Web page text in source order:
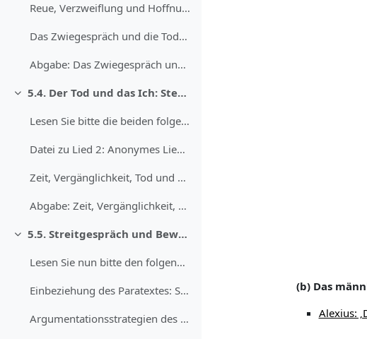
Reue, Verzweiflung und Hoffnung Zum genaueren Vers...
Das Zwiegespräch und die Todesdarstellung in der „...
Abgabe: Das Zwiegespräch und die Todesdarstellung in der „Vorauer Novelle“
Einklappen
5.4. Der Tod und das Ich: Sterbelieder
Lesen Sie bitte die beiden folgenden Lieder: Oswal...
Datei zu Lied 2: Anonymes Lied in einem Ton Regenbogens
Zeit, Vergänglichkeit, Tod und Sterben Wie themati...
Abgabe: Zeit, Vergänglichkeit, Tod und Sterben
Einklappen
5.5. Streitgespräch und Bewältigung
Lesen Sie nun bitte den folgenden Text vollständig...
Einbeziehung des Paratextes: Spannung zwischen R...
Argumentationsstrategien des Ackermanns Diskutiere...
(b) Das
Alexius: